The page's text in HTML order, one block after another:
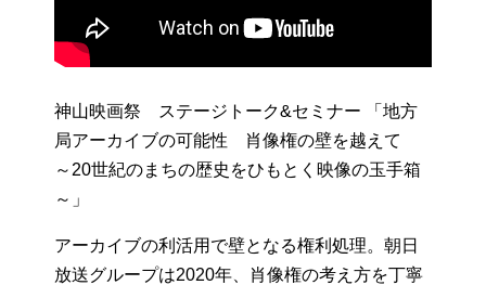
神山映画祭 ステージトーク&セミナー 「地方
局アーカイブの可能性 肖像権の壁を越えて
～20世紀のまちの歴史をひもとく映像の玉手箱
～」
アーカイブの利活用で壁となる権利処理。朝日
放送グループは2020年、肖像権の考え方を丁寧